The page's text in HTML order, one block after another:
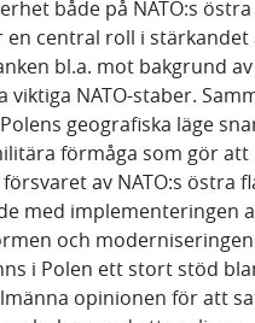
både på NATO:s
en central roll i stärkandet
bl.a. mot bakgrund
viktiga NATO-staber.
geografiska läge
förmåga som gör att
av NATO:s östra
med implementeringen
och
i Polen ett stort stöd
opinionen för att